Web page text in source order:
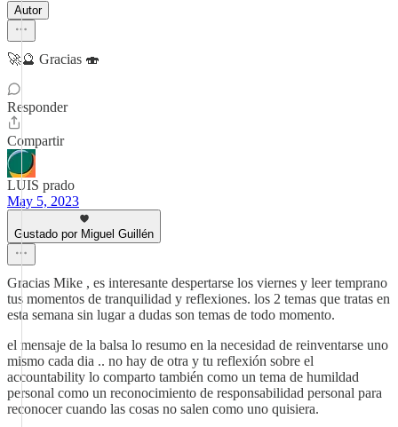
Autor
🚀🔮 Gracias 🍣
Responder
Compartir
LUIS prado
May 5, 2023
Gustado por Miguel Guillén
Gracias Mike , es interesante despertarse los viernes y leer temprano
tus momentos de tranquilidad y reflexiones. los 2 temas que tratas en
esta semana sin lugar a dudas son temas de todo momento.
el mensaje de la balsa lo resumo en la necesidad de reinventarse uno
mismo cada dia .. no hay de otra y tu reflexión sobre el
accountability lo comparto también como un tema de humildad
personal como un reconocimiento de responsabilidad personal para
reconocer cuando las cosas no salen como uno quisiera.